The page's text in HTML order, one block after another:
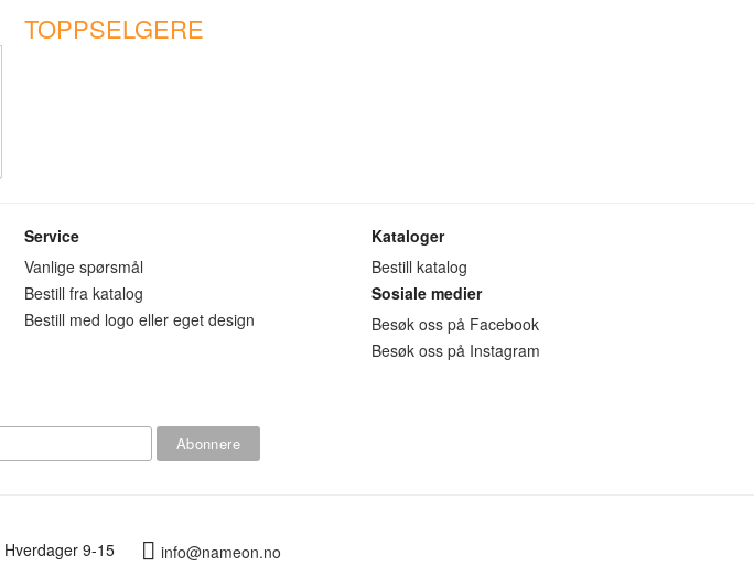
TOPPSELGERE
Service
Vanlige spørsmål
Bestill fra katalog
Bestill med logo eller eget design
Kataloger
Bestill katalog
Sosiale medier
Besøk oss på Facebook
Besøk oss på Instagram
Hverdager 9-15 info@nameon.no